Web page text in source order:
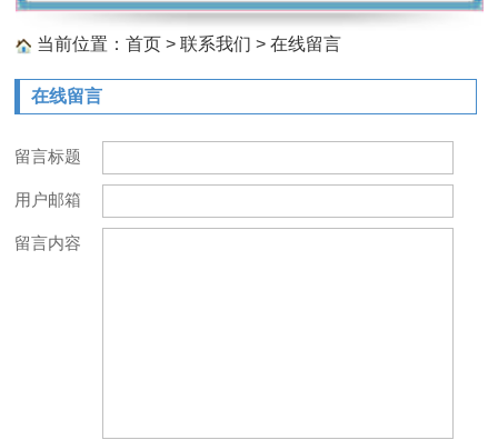
当前位置：首页 >联系我们 >在线留言
在线留言
留言标题
用户邮箱
留言内容